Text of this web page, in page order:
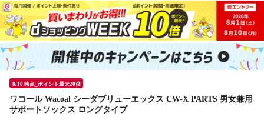
8/10 時点_ポイント最大20倍
ワコール Wacoal シーダブリューエックス CW-X PARTS 男女兼用
サポートソックス ロングタイプ